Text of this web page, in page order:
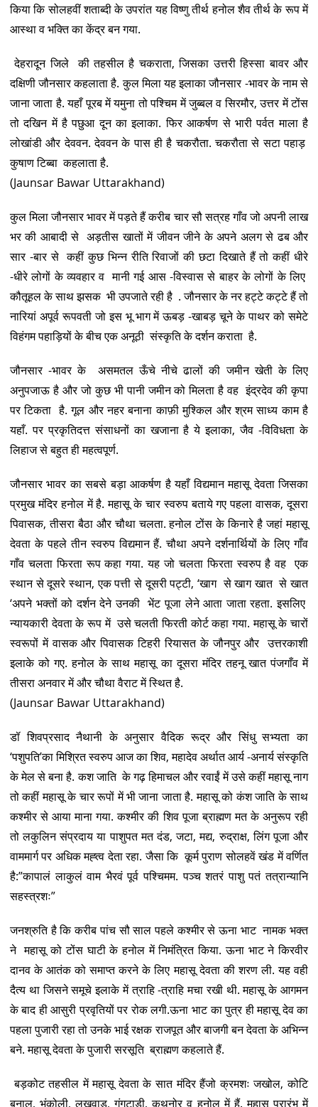
किया कि सोलहवीं शताब्दी के उपरांत यह विष्णु तीर्थ हनोल शैव तीर्थ के रूप में
आस्था व भक्ति का केंद्र बन गया.
देहरादून जिले की तहसील है चकराता, जिसका उत्तरी हिस्सा बावर और
दक्षिणी जौनसार कहलाता है. कुल मिला यह इलाका जौनसार -भावर के नाम से
जाना जाता है. यहाँ पूरब में यमुना तो पश्चिम में जुब्बल व सिरमौर, उत्तर में टोंस
तो दखिन में है पछुआ दून का इलाका. फिर आकर्षण से भारी पर्वत माला है
लोखांडी और देववन. देववन के पास ही है चकरौता. चकरौता से सटा पहाड़
कुषाण टिब्बा कहलाता है.
(Jaunsar Bawar Uttarakhand)
कुल मिला जौनसार भावर में पड़ते हैं करीब चार सौ सत्रह गाँव जो अपनी लाख
भर की आबादी से अड़तीस खातों में जीवन जीने के अपने अलग से ढब और
सार -बार से कहीं कुछ भिन्न रीति रिवाजों की छटा दिखाते हैं तो कहीं धीरे
-धीरे लोगों के व्यवहार व मानी गई आस -विस्वास से बाहर के लोगों के लिए
कौतूहल के साथ झसक भी उपजाते रही है . जौनसार के नर हट्टे कट्टे हैं तो
नारियां अपूर्व रूपवती जो इस भू भाग में ऊबड़ -खाबड़ चूने के पाथर को समेटे
विहंगम पहाड़ियों के बीच एक अनूठी संस्कृति के दर्शन कराता है.
जौनसार -भावर के असमतल ऊँचे नीचे ढालों की जमीन खेती के लिए
अनुपजाऊ है और जो कुछ भी पानी जमीन को मिलता है वह इंद्रदेव की कृपा
पर टिकता है. गूल और नहर बनाना काफ़ी मुश्किल और श्रम साध्य काम है
यहाँ. पर प्रकृतिदत्त संसाधनों का खजाना है ये इलाका, जैव -विविधता के
लिहाज से बहुत ही महत्वपूर्ण.
जौनसार भावर का सबसे बड़ा आकर्षण है यहाँ विद्यमान महासू देवता जिसका
प्रमुख मंदिर हनोल में है. महासू के चार स्वरुप बताये गए पहला वासक, दूसरा
पिवासक, तीसरा बैठा और चौथा चलता. हनोल टोंस के किनारे है जहां महासू
देवता के पहले तीन स्वरुप विद्यमान हैं. चौथा अपने दर्शनार्थियों के लिए गाँव
गाँव चलता फिरता रूप कहा गया. यह जो चलता फिरता स्वरुप है वह एक
स्थान से दूसरे स्थान, एक पत्ती से दूसरी पट्टी, ‘खाग से खाग खात से खात
‘अपने भक्तों को दर्शन देने उनकी भेंट पूजा लेने आता जाता रहता. इसलिए
न्यायकारी देवता के रूप में उसे चलती फिरती कोर्ट कहा गया. महासू के चारों
स्वरूपों में वासक और पिवासक टिहरी रियासत के जौनपुर और उत्तरकाशी
इलाके को गए. हनोल के साथ महासू का दूसरा मंदिर तहनू खात पंजगाँव में
तीसरा अनवार में और चौथा वैराट में स्थित है.
(Jaunsar Bawar Uttarakhand)
डॉ शिवप्रसाद नैथानी के अनुसार वैदिक रूद्र और सिंधु सभ्यता का
‘पशुपति’का मिश्रित स्वरुप आज का शिव, महादेव अर्थात आर्य -अनार्य संस्कृति
के मेल से बना है. कश जाति के गढ़ हिमाचल और रवाईं में उसे कहीं महासू नाग
तो कहीं महासू के चार रूपों में भी जाना जाता है. महासू को कंश जाति के साथ
कश्मीर से आया माना गया. कश्मीर की शिव पूजा ब्राह्मण मत के अनुरूप रही
तो लकुलिन संप्रदाय या पाशुपत मत दंड, जटा, मद्य, रुद्राक्ष, लिंग पूजा और
वाममार्ग पर अधिक मह्त्व देता रहा. जैसा कि कूर्म पुराण सोलहवें खंड में वर्णित
है:”कापालं लाकुलं वाम भैरवं पूर्व पश्चिमम. पञ्च शतरं पाशु पतं तत्रान्यानि
सहस्त्रशः”
जनश्रुति है कि करीब पांच सौ साल पहले कश्मीर से ऊना भाट नामक भक्त
ने महासू को टोंस घाटी के हनोल में निमंत्रित किया. ऊना भाट ने किरवीर
दानव के आतंक को समाप्त करने के लिए महासू देवता की शरण ली. यह वही
दैत्य था जिसने समूचे इलाके में त्राहि -त्राहि मचा रखी थी. महासू के आगमन
के बाद ही आसुरी प्रवृतियों पर रोक लगी.ऊना भाट का पुत्र ही महासू देव का
पहला पुजारी रहा तो उनके भाई रक्षक राजपूत और बाजगी बन देवता के अभिन्न
बने. महासू देवता के पुजारी सरसूति ब्राह्मण कहलाते हैं.
बड़कोट तहसील में महासू देवता के सात मंदिर हैंजो क्रमशः जखोल, कोटि
बनाल, भंकोली, लखवाड़, गंगटाड़ी, कुथनोर व हनोल में हैं. महासू प्रारंभ में